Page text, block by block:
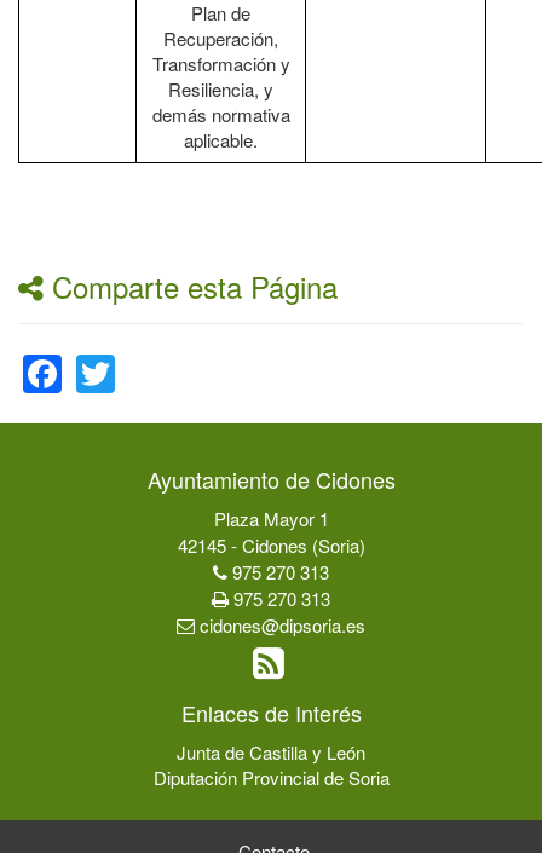
Plan de
Recuperación,
Transformación y
Resiliencia, y
demás normativa
aplicable.
Comparte esta Página
Facebook
Ayuntamiento de Cidones
Plaza Mayor 1
42145 - Cidones (Soria)
975 270 313
975 270 313
cidones@dipsoria.es
Enlaces de Interés
Junta de Castilla y León
Diputación Provincial de Soria